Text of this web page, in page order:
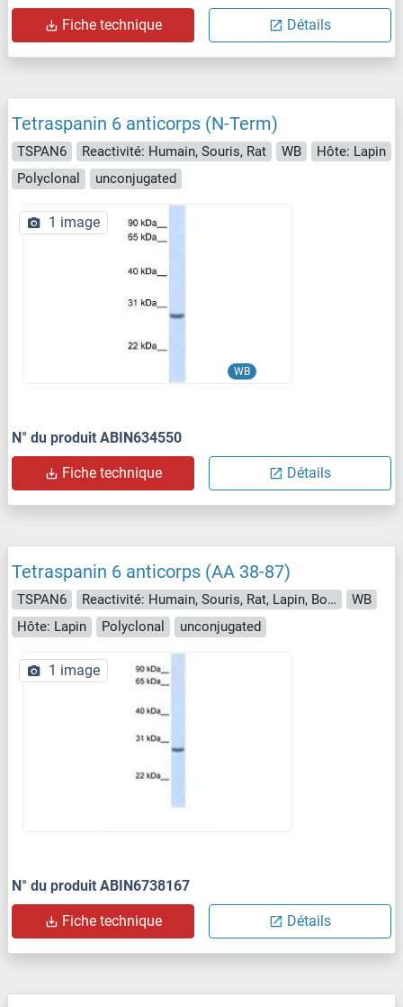
Fiche technique Détails
Tetraspanin 6 anticorps (N-Term)
TSPAN6 Reactivité: Humain, Souris, Rat WB
Hôte: Lapin
Polyclonal
unconjugated
WB
1 image
N° du produit ABIN634550
Fiche technique Détails
Tetraspanin 6 anticorps (AA 38-87)
TSPAN6 Reactivité: Humain, Souris, Rat, Lapin, Boeuf (Vache), Chien, Cobaye, Cheval, Singe, Roussette (Chauve-souris), Hamster, Porc
WB
Hôte: Lapin
Polyclonal unconjugated
1 image
N° du produit ABIN6738167
Fiche technique Détails